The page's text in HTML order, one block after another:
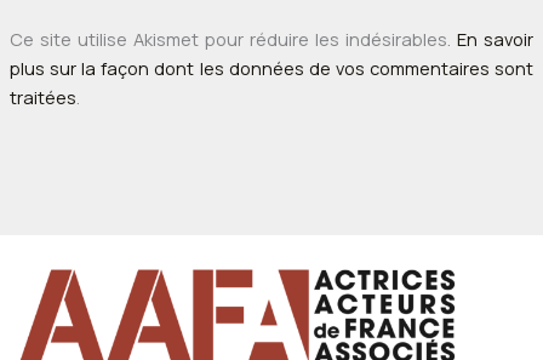
Ce site utilise Akismet pour réduire les indésirables.En savoir
plus sur la façon dont les données de vos commentaires sont
traitées